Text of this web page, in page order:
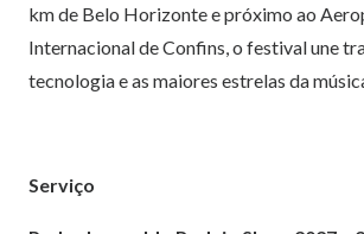
km de Belo Horizonte e próximo ao
Internacional de Confins, o festival une
tecnologia e as maiores estrelas da
Serviço